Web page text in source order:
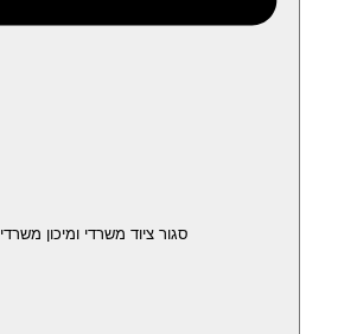
סגור ציוד משרדי ומיכון משרדי